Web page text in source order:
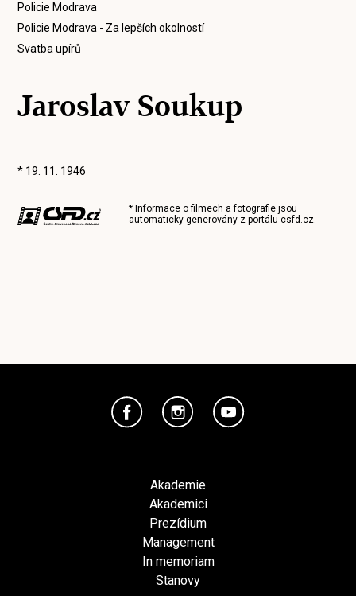
Policie Modrava
Policie Modrava - Za lepších okolností
Svatba upírů
Jaroslav Soukup
* 19. 11. 1946
* Informace o filmech a fotografie jsou
automaticky generovány z portálucsfd.cz.
Akademie
Akademici
Prezídium
Management
In memoriam
Stanovy